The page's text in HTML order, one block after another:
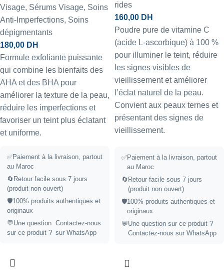
Visage, Sérums Visage, Soins
Anti-Imperfections, Soins
dépigmentants
180,00 DH
Formule exfoliante puissante
qui combine les bienfaits des
AHA et des BHA pour
améliorer la texture de la peau,
réduire les imperfections et
favoriser un teint plus éclatant
et uniforme.
✅Paiement à la livraison, partout
au Maroc
🔄Retour facile sous 7 jours
(produit non ouvert)
🛡️100% produits authentiques et
originaux
💬Une question
sur ce produit ?
Contactez-nous
sur WhatsApp
rides
160,00 DH
Poudre pure de vitamine C
(acide L-ascorbique) à 100 %
pour illuminer le teint, réduire
les signes visibles de
vieillissement et améliorer
l’éclat naturel de la peau.
Convient aux peaux ternes et
présentant des signes de
vieillissement.
✅Paiement à la livraison, partout
au Maroc
🔄 Retour facile sous 7 jours
(produit non ouvert)
🛡️100% produits authentiques et
originaux
💬Une question sur ce produit ?
Contactez-nous sur WhatsApp